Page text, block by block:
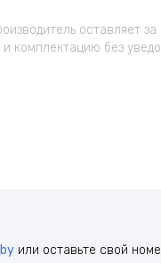
оставляет
комплектацию без
или оставьте свой